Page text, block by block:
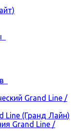
Grand Line /
Line (Гранд Лайн)
Grand Line /